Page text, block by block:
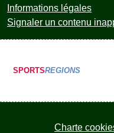
Informations légales
Signaler un contenu
SPORTSREGIONS
Charte